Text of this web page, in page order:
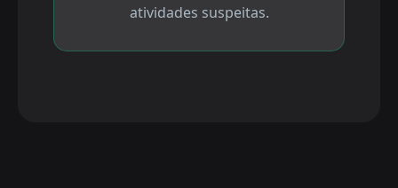
atividades suspeitas.